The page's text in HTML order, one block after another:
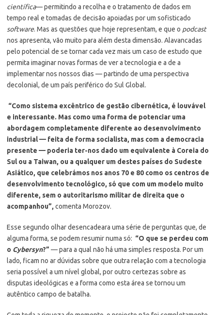
científica— permitindo a recolha e o tratamento de dados em
tempo real e tomadas de decisão apoiadas por um sofisticado
software. Mas as questões que hoje representam, e que o podcast
nos apresenta, vão muito para além desta dimensão. Alavancadas
pelo potencial de se tornar cada vez mais um caso de estudo que
permita imaginar novas formas de ver a tecnologia e a de a
implementar nos nossos dias — partindo de uma perspectiva
decolonial, de um país periférico do Sul Global.
“Como sistema excêntrico de gestão cibernética, é louvável
e interessante. Mas como uma forma de potenciar uma
abordagem completamente diferente ao desenvolvimento
industrial — feita de forma socialista, mas com a democracia
presente — poderia ter-nos dado um equivalente à Coreia do
Sul ou a Taiwan, ou a qualquer um destes países do Sudeste
Asiático, que celebrámos nos anos 70 e 80 como os centros de
desenvolvimento tecnológico, só que com um modelo muito
diferente, sem o autoritarismo militar de direita que o
acompanhou”, comenta Morozov.
Esse segundo olhar desencadeara uma série de perguntas que, de
alguma forma, se podem resumir numa só: “O que se perdeu com
o Cybersyn?” — para a qual não há uma simples resposta. Por um
lado, ficam no ar dúvidas sobre que outra relação com a tecnologia
seria possível a um nível global, por outro certezas sobre as
disputas ideológicas e a forma como esta área se tornou um
autêntico campo de batalha.